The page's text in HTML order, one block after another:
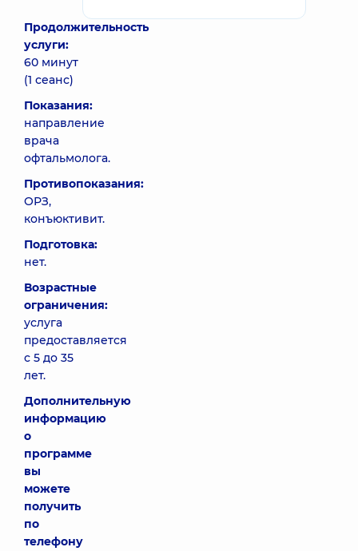
Продолжительность
услуги:
60 минут
(1 сеанс)
Показания:
направление
врача
офтальмолога.
Противопоказания:
ОРЗ,
конъюктивит.
Подготовка:
нет.
Возрастные
ограничения:
услуга
предоставляется
с 5 до 35
лет.
Дополнительную
информацию
о
программе
вы
можете
получить
по
телефону